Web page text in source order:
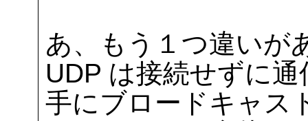
あ、もう１つ違いが
UDP は接続せずに
手にブロードキャス